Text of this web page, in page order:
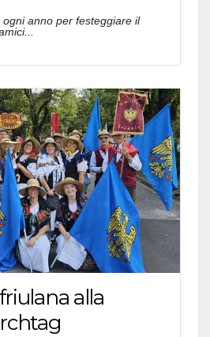
anno per festeggiare il
alla